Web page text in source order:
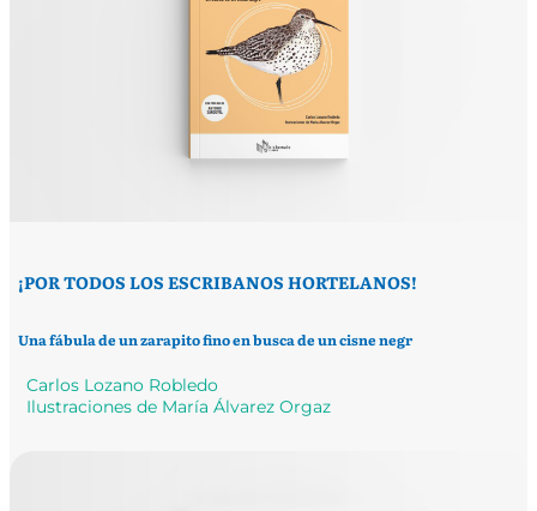
¡POR TODOS LOS ESCRIBANOS HORTELANOS!
Una fábula de un zarapito fino en busca de un cisne negr
Carlos Lozano Robledo
Ilustraciones de María Álvarez Orgaz